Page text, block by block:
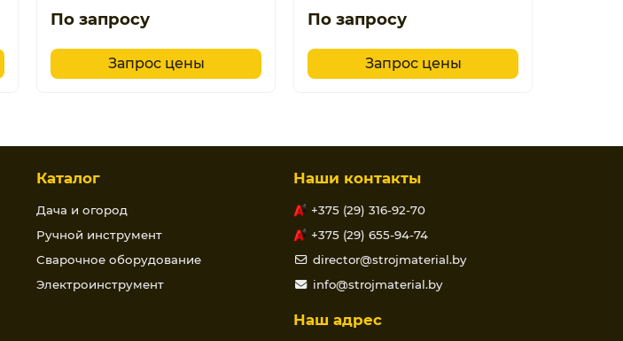
По запросу
Запрос цены
По запросу
Запрос цены
Каталог
Дача и огород
Ручной инструмент
Сварочное оборудование
Электроинструмент
Наши контакты
+375 (29) 316-92-70
+375 (29) 655-94-74
director@strojmaterial.by
info@strojmaterial.by
Наш адрес